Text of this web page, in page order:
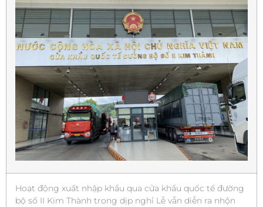
Hoạt động xuất nhập khẩu qua cửa khẩu quốc tế đường
bộ số II Kim Thành trong dịp nghỉ Lễ vẫn diễn ra nhộn